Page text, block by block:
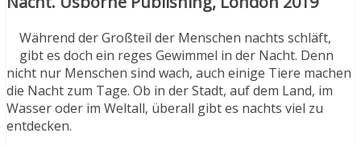
Während der Großteil der Menschen nachts schläft,
gibt es doch ein reges Gewimmel in der Nacht. Denn
nicht nur Menschen sind wach, auch einige Tiere machen
die Nacht zum Tage. Ob in der Stadt, auf dem Land, im
Wasser oder im Weltall, überall gibt es nachts viel zu
entdecken.